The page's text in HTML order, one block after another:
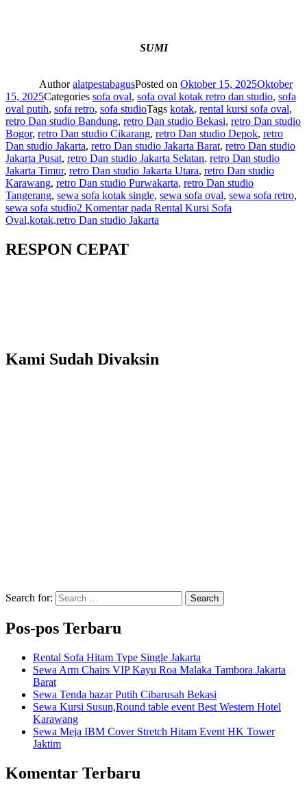
SUMI
AuthoralatpestabagusPosted on Oktober 15, 2025Oktober
15, 2025Categories sofa oval, sofa oval kotak retro dan studio, sofa
oval putih, sofa retro, sofa studioTags kotak, rental kursi sofa oval,
retro Dan studio Bandung, retro Dan studio Bekasi, retro Dan studio
Bogor, retro Dan studio Cikarang, retro Dan studio Depok, retro
Dan studio Jakarta, retro Dan studio Jakarta Barat, retro Dan studio
Jakarta Pusat, retro Dan studio Jakarta Selatan, retro Dan studio
Jakarta Timur, retro Dan studio Jakarta Utara, retro Dan studio
Karawang, retro Dan studio Purwakarta, retro Dan studio
Tangerang, sewa sofa kotak single, sewa sofa oval, sewa sofa retro,
sewa sofa studio2 Komentarpada Rental Kursi Sofa
Oval,kotak,retro Dan studio Jakarta
RESPON CEPAT
Kami Sudah Divaksin
Search for: Search
Pos-pos Terbaru
Rental Sofa Hitam Type Single Jakarta
Sewa Arm Chairs VIP Kayu Roa Malaka Tambora Jakarta
Barat
Sewa Tenda bazar Putih Cibarusah Bekasi
Sewa Kursi Susun,Round table event Best Western Hotel
Karawang
Sewa Meja IBM Cover Stretch Hitam Event HK Tower
Jaktim
Komentar Terbaru